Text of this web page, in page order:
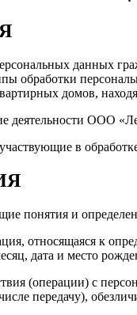
данных
обработки
домов,
деятельности ООО
в
понятия и
относящаяся к
дата и место
(операции) с
передачу),